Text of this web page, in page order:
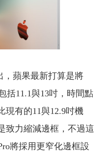
，蘋果最新打算是將
括11.1與13吋，時間點
現有的11與12.9吋機
致力縮減邊框，不過這
將採用更窄化邊框設